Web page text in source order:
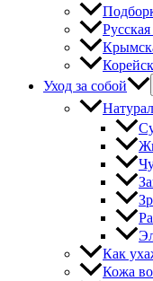
Уход за собой
Как
Кожа